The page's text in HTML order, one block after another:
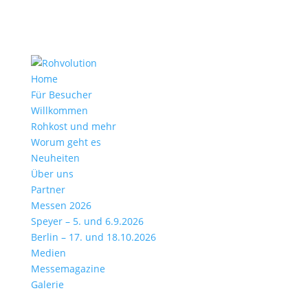
Home
Für Besucher
Willkommen
Rohkost und mehr
Worum geht es
Neuheiten
Über uns
Partner
Messen 2026
Speyer – 5. und 6.9.2026
Berlin – 17. und 18.10.2026
Medien
Messemagazine
Galerie